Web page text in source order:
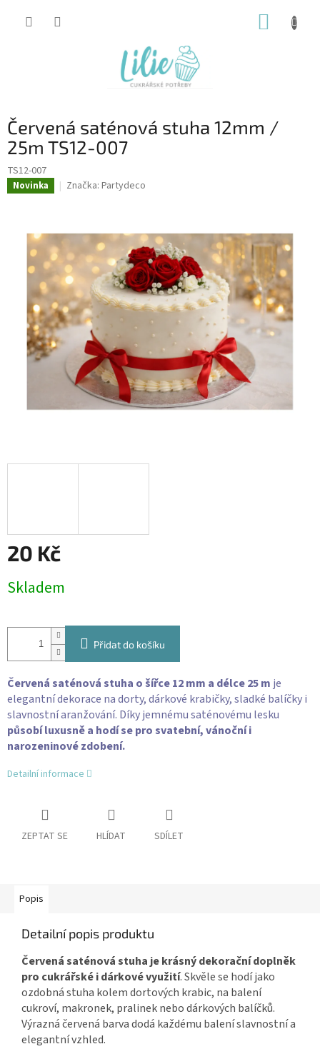
Červená saténová stuha 12mm /
25m TS12-007
TS12-007
Novinka Značka: Partydeco
20 Kč
cena:
Skladem
Přidat do košíku
Červená saténová stuha o šířce 12 mm a délce 25 m je
elegantní dekorace na dorty, dárkové krabičky, sladké balíčky i
slavnostní aranžování. Díky jemnému saténovému lesku
působí luxusně a hodí se pro svatební, vánoční i
narozeninové zdobení.
Detailní informace
ZEPTAT SE HLÍDAT SDÍLET
Popis
Detailní popis produktu
Červená saténová stuha je krásný dekorační doplněk
pro cukrářské i dárkové využití. Skvěle se hodí jako
ozdobná stuha kolem dortových krabic, na balení
cukroví, makronek, pralinek nebo dárkových balíčků.
Výrazná červená barva dodá každému balení slavnostní a
elegantní vzhled.